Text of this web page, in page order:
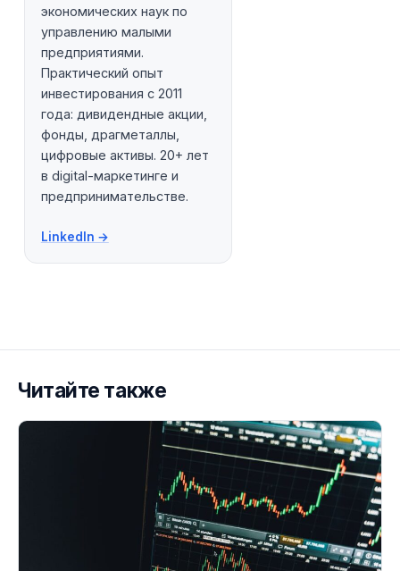
экономических наук по
управлению малыми
предприятиями.
Практический опыт
инвестирования с 2011
года: дивидендные акции,
фонды, драгметаллы,
цифровые активы. 20+ лет
в digital-маркетинге и
предпринимательстве.
LinkedIn →
Читайте также